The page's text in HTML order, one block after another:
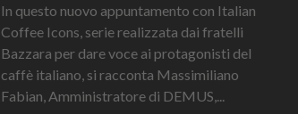
In questo nuovo appuntamento con Italian
Coffee Icons, serie realizzata dai fratelli
Bazzara per dare voce ai protagonisti del
caffè italiano, si racconta Massimiliano
Fabian, Amministratore di DEMUS,...